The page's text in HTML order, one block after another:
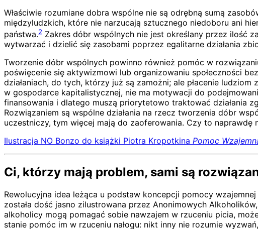
Właściwie rozumiane dobra wspólne nie są odrębną sumą
międzyludzkich, które nie narzucają sztucznego niedoboru ani
państwa.2 Zakres dóbr wspólnych nie jest określany przez ilość
wytwarzać i dzielić się zasobami poprzez egalitarne działania
Tworzenie dóbr wspólnych powinno również pomóc w
poświęcenie się aktywizmowi lub organizowaniu społeczności
działaniach, do tych, którzy już są zamożni; ale płacenie
w gospodarce kapitalistycznej, nie ma motywacji do
finansowania i dlatego muszą priorytetowo traktować działania
Rozwiązaniem są wspólne działania na rzecz tworzenia dóbr
uczestniczy, tym więcej mają do zaoferowania. Czy to naprawdę
Ilustracja NO Bonzo do książki Piotra Kropotkina Pomoc
Ci, którzy mają problem, sami są
Rewolucyjna idea leżąca u podstaw koncepcji pomocy
została dość jasno zilustrowana przez Anonimowych
alkoholicy mogą pomagać sobie nawzajem w rzuceniu picia,
stanie pomóc im w rzuceniu nałogu: nikt inny nie rozumie